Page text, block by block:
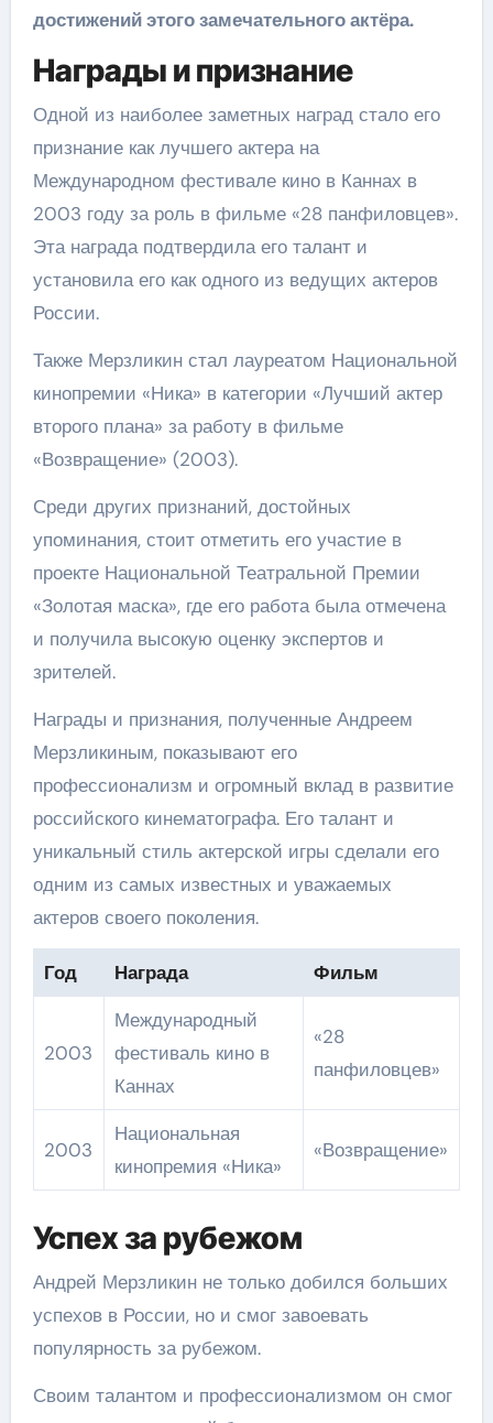
достижений этого замечательного актёра.
Награды и признание
Одной из наиболее заметных наград стало его
признание как лучшего актера на
Международном фестивале кино в Каннах в
2003 году за роль в фильме «28 панфиловцев».
Эта награда подтвердила его талант и
установила его как одного из ведущих актеров
России.
Также Мерзликин стал лауреатом Национальной
кинопремии «Ника» в категории «Лучший актер
второго плана» за работу в фильме
«Возвращение» (2003).
Среди других признаний, достойных
упоминания, стоит отметить его участие в
проекте Национальной Театральной Премии
«Золотая маска», где его работа была отмечена
и получила высокую оценку экспертов и
зрителей.
Награды и признания, полученные Андреем
Мерзликиным, показывают его
профессионализм и огромный вклад в развитие
российского кинематографа. Его талант и
уникальный стиль актерской игры сделали его
одним из самых известных и уважаемых
актеров своего поколения.
Год Награда Фильм
2003
Международный
фестиваль кино в
Каннах
«28
панфиловцев»
2003
Национальная
кинопремия «Ника»
«Возвращение»
Успех за рубежом
Андрей Мерзликин не только добился больших
успехов в России, но и смог завоевать
популярность за рубежом.
Своим талантом и профессионализмом он смог